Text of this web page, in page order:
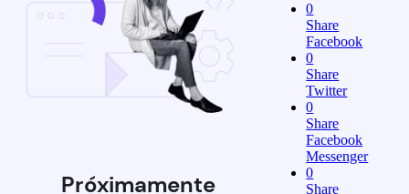
Próximamente
0
Share
Facebook
0
Share
Twitter
0
Share
Facebook
Messenger
0
Share